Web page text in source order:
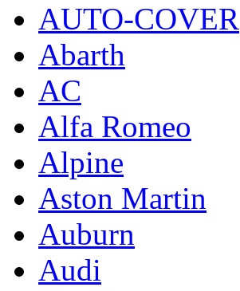
AUTO-COVER
Abarth
AC
Alfa Romeo
Alpine
Aston Martin
Auburn
Audi